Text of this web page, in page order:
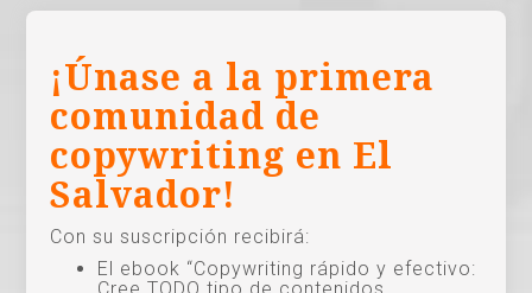
¡Únase a la primera
comunidad de
copywriting en El
Salvador!
Con su suscripción recibirá:
El ebook “Copywriting rápido y efectivo: